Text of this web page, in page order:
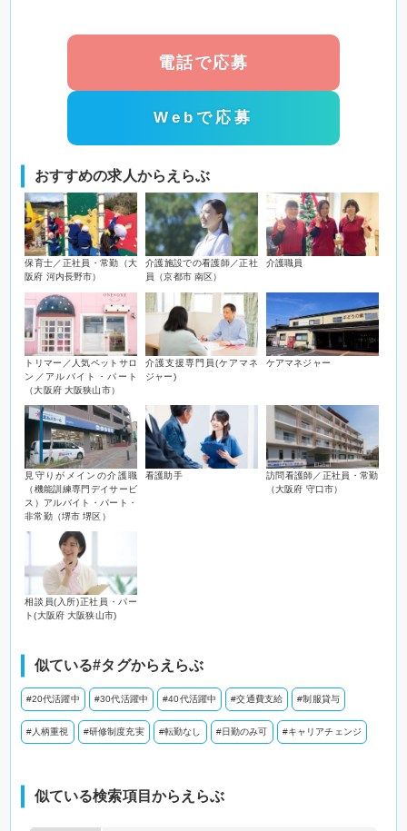
電話で応募
Webで応募
おすすめの求人からえらぶ
保育士／正社員・常勤（大
阪府 河内長野市）
介護施設での看護師／正社
員（京都市 南区）
介護職員
トリマー／人気ペットサロ
ン／アルバイト・パート
（大阪府 大阪狭山市）
介護支援専門員(ケアマネ
ジャー)
ケアマネジャー
見守りがメインの介護職
（機能訓練専門デイサービ
ス）アルバイト・パート・
非常勤（堺市 堺区）
看護助手
訪問看護師／正社員・常勤
（大阪府 守口市）
相談員(入所)正社員・パー
ト(大阪府 大阪狭山市)
似ている#タグからえらぶ
#20代活躍中 #30代活躍中 #40代活躍中 #交通費支給 #制服貸与
#人柄重視 #研修制度充実 #転勤なし #日勤のみ可 #キャリアチェンジ
似ている検索項目からえらぶ